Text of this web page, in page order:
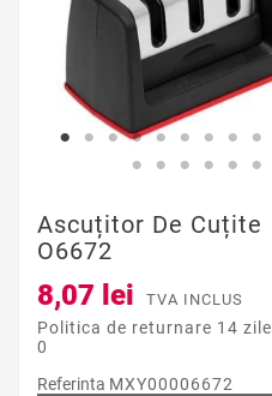
Ascuțitor De Cuțite
O6672
8,07 lei TVA INCLUS
Politica de returnare 14 zile
0
Referinta MXY00006672